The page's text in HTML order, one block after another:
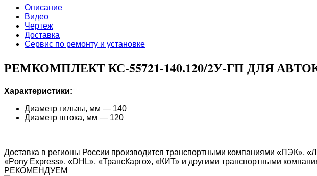
Описание
Видео
Чертеж
Доставка
Сервис по ремонту и установке
РЕМКОМПЛЕКТ КС-55721-140.120/2У-ГП ДЛЯ
Характеристики:
Диаметр гильзы, мм — 140
Диаметр штока, мм — 120
Доставка в регионы России производится транспортными компаниями «ПЭК»,
«Pony Express», «DHL», «ТрансКарго», «КИТ» и другими транспортными
РЕКОМЕНДУЕМ